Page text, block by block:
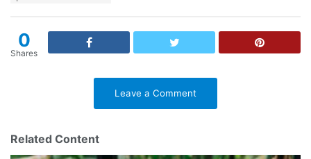
0
Shares
Leave a Comment
Related Content